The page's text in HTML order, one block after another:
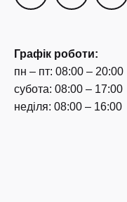
Графік роботи:
пн – пт: 08:00 – 20:00
субота: 08:00 – 17:00
неділя: 08:00 – 16:00